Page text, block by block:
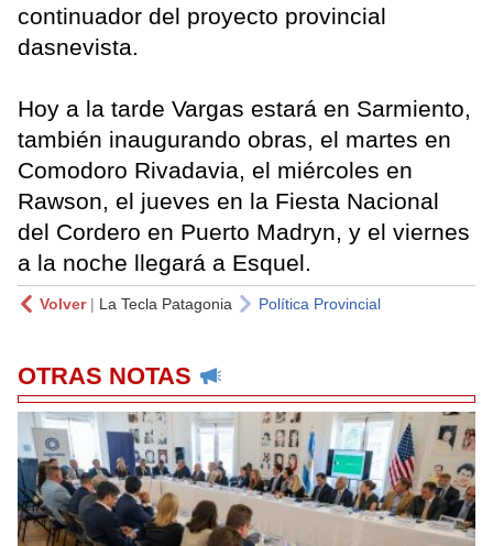
continuador del proyecto provincial
dasnevista.
Hoy a la tarde Vargas estará en Sarmiento,
también inaugurando obras, el martes en
Comodoro Rivadavia, el miércoles en
Rawson, el jueves en la Fiesta Nacional
del Cordero en Puerto Madryn, y el viernes
a la noche llegará a Esquel.
Volver| La Tecla Patagonia Política Provincial
OTRAS NOTAS